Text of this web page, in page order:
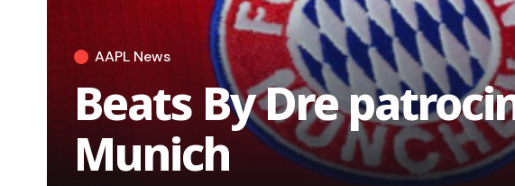
AAPL News
Beats By Dre
Munich